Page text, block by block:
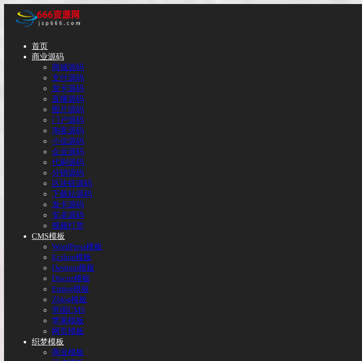
首页
商业源码
商城源码
支付源码
发卡源码
直播源码
图片源码
门户源码
淘客源码
小说源码
企业源码
代刷源码
分销源码
区块链源码
下载站源码
发卡源码
安卓源码
视频打赏
CMS模板
WordPress模板
Ecshop模板
Destoon模板
Discuz模板
Emlog模板
Zblog模板
帝国CMS
苹果模板
网页模板
织梦模板
商业模板